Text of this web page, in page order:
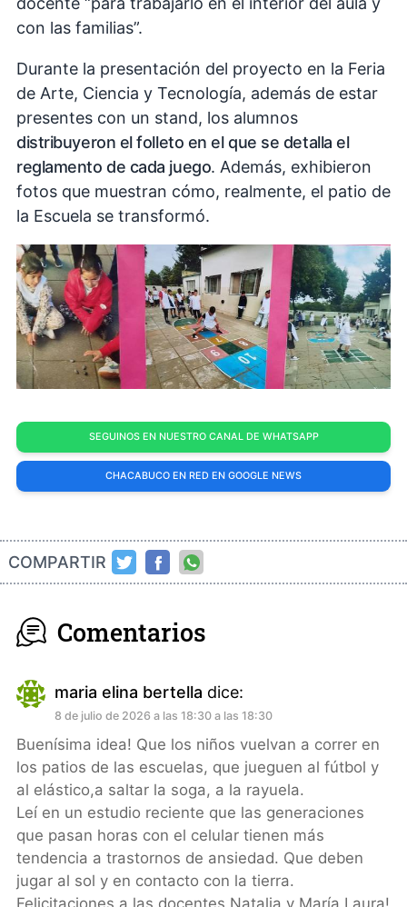
con las familias”.
Durante la presentación del proyecto en la Feria
de Arte, Ciencia y Tecnología, además de estar
presentes con un stand, los alumnos
distribuyeron el folleto en el que se detalla el
reglamento de cada juego. Además, exhibieron
fotos que muestran cómo, realmente, el patio de
la Escuela se transformó.
SEGUINOS EN NUESTRO CANAL DE WHATSAPP
CHACABUCO EN RED EN GOOGLE NEWS
COMPARTIR
Comentarios
maria elina bertella dice:
8 de julio de 2026 a las 18:30 a las 18:30
Buenísima idea! Que los niños vuelvan a correr en
los patios de las escuelas, que jueguen al fútbol y
al elástico,a saltar la soga, a la rayuela.
Leí en un estudio reciente que las generaciones
que pasan horas con el celular tienen más
tendencia a trastornos de ansiedad. Que deben
jugar al sol y en contacto con la tierra.